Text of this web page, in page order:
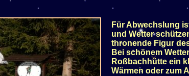
Für Abwechslung
und Wetter
thronende Figur
Bei schönem
Roßbachhütte ein
Wärmen oder zum